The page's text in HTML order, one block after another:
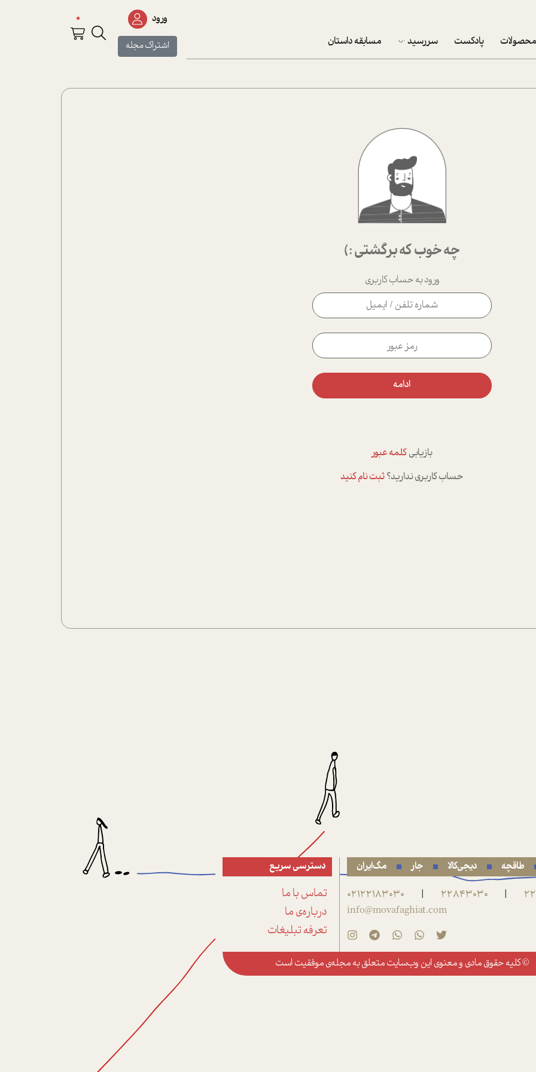
محصولات پادکست سررسید
پکيج نوروزي موفقيت
تقویم رومیزی
تقویم دیواری
مسابقه داستان
ورود
اشتراک مجله
0
چه خوب که برگشتی :)
ورود به حساب کاربری
ادامه
بازیابیکلمه عبور
حساب کاربری ندارید؟ثبت نام کنید
طاقچه دیجی‌کالا جار مگ‌ایران
|
22843030
|
02122183030
info@movafaghiat.com
دسترسی سریع
تماس با ما
درباره‌ی ما
تعرفه تبلیغات
© کلیه حقوق مادی و معنوی این وب‌سایت متعلق بهمجله‌ی موفقیتاست